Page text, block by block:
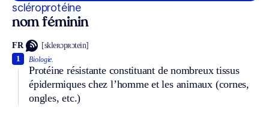
scléroprotéine
nom féminin
FR [skleʀɔpʀɔtein]
Biologie.
Protéine résistante constituant de nombreux tissus
épidermiques chez l’homme et les animaux (cornes,
ongles, etc.)
1